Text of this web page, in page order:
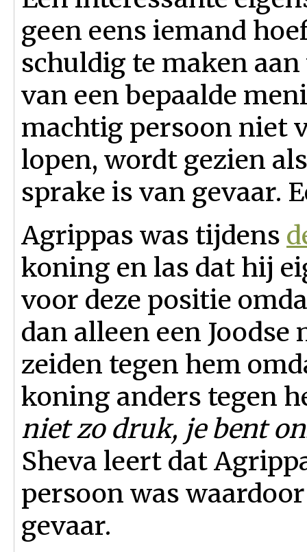
geen eens iemand
schuldig te maken
van een bepaalde
machtig persoon niet
lopen, wordt gezien
sprake is van gevaar.
Agrippas was tijdens
koning en las dat hij
voor deze positie
dan alleen een Joodse
zeiden tegen hem
koning anders tegen
niet zo druk, je bent
Sheva leert dat
persoon was
gevaar.